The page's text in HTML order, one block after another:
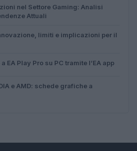
nel Settore Gaming: Analisi
Attuali
limiti e implicazioni per il
EA Play Pro su PC tramite l’EA app
e AMD: schede grafiche a